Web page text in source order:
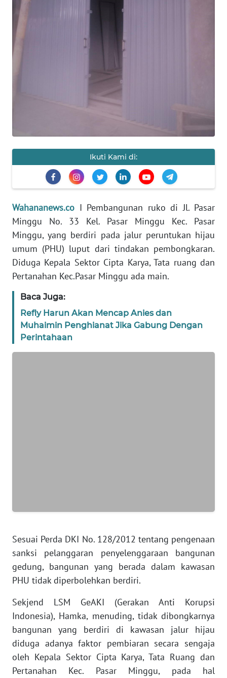
Ikuti Kami di:
Wahananews.co I Pembangunan ruko di Jl. Pasar
Minggu No. 33 Kel. Pasar Minggu Kec. Pasar
Minggu, yang berdiri pada jalur peruntukan hijau
umum (PHU) luput dari tindakan pembongkaran.
Diduga Kepala Sektor Cipta Karya, Tata ruang dan
Pertanahan Kec.Pasar Minggu ada main.
Baca Juga:
Refly Harun Akan Mencap Anies dan
Muhaimin Penghianat Jika Gabung Dengan
Perintahaan
Sesuai Perda DKI No. 128/2012 tentang pengenaan
sanksi pelanggaran penyelenggaraan bangunan
gedung, bangunan yang berada dalam kawasan
PHU tidak diperbolehkan berdiri.
Sekjend LSM GeAKI (Gerakan Anti Korupsi
Indonesia), Hamka, menuding, tidak dibongkarnya
bangunan yang berdiri di kawasan jalur hijau
diduga adanya faktor pembiaran secara sengaja
oleh Kepala Sektor Cipta Karya, Tata Ruang dan
Pertanahan Kec. Pasar Minggu, pada hal
KONTAK
KAMI
PEDOMAN
KARIR
DISCLAIMER
Wahana
News
Regional
WN
SUMUT
PAPUA
WN
PAPUA
WN
RIAU
WN
SERAMBI